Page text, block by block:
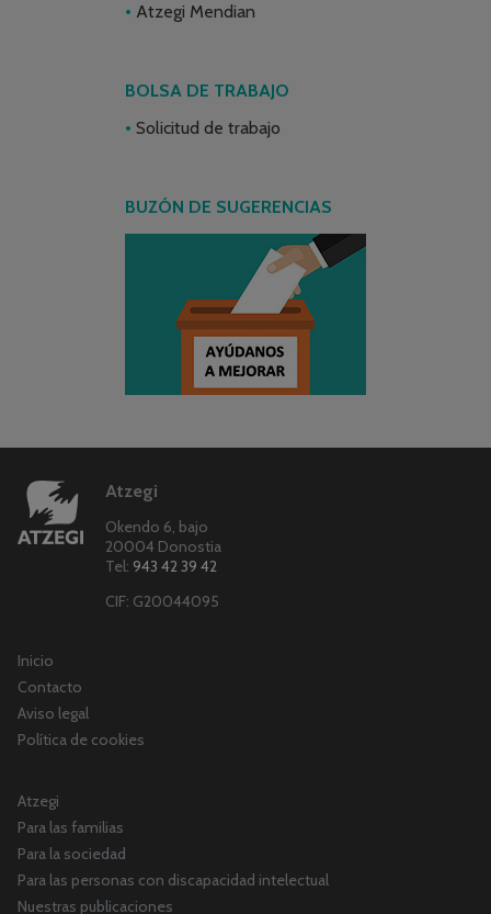
Atzegi Mendian
BOLSA DE TRABAJO
Solicitud de trabajo
BUZÓN DE SUGERENCIAS
Atzegi
Okendo 6, bajo
20004 Donostia
Tel: 943 42 39 42
CIF: G20044095
Inicio
Contacto
Aviso legal
Política de cookies
Atzegi
Para las familias
Para la sociedad
Para las personas con discapacidad intelectual
Nuestras publicaciones